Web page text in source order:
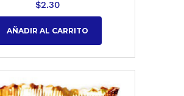
$2.30
AÑADIR AL CARRITO